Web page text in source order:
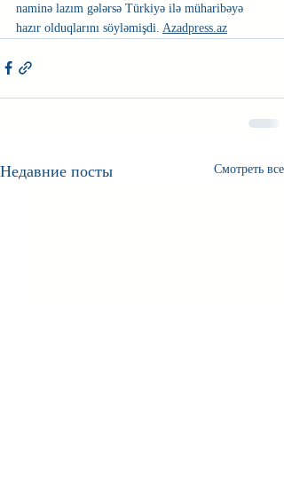
naminə lazım gələrsə Türkiyə ilə müharibəyə
hazır olduqlarını söyləmişdi. Azadpress.az
Недавние посты Смотреть все